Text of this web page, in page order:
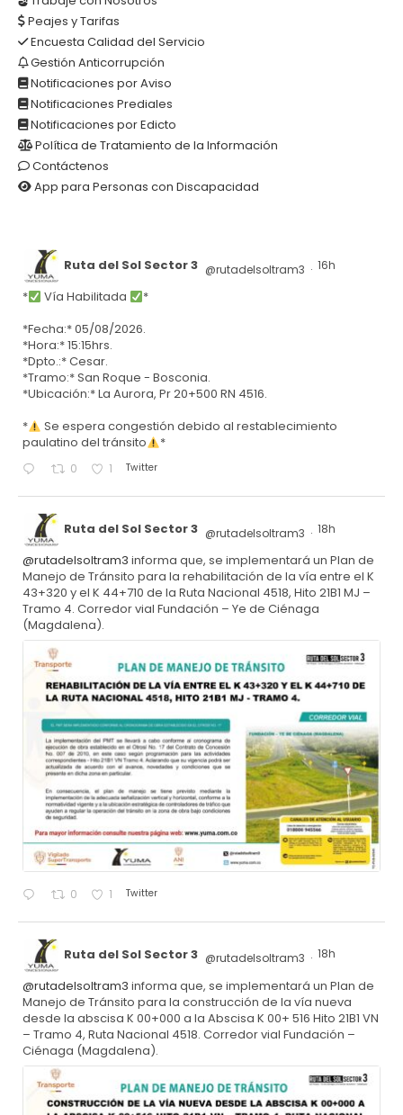
Peajes y Tarifas
Encuesta Calidad del Servicio
Gestión Anticorrupción
Notificaciones por Aviso
Notificaciones Prediales
Notificaciones por Edicto
Política de Tratamiento de la Información
Contáctenos
App para Personas con Discapacidad
Ruta del Sol Sector 3 @rutadelsoltram3 · 16h
* Vía Habilitada
*
*Fecha:* 05/08/2026.
*Hora:* 15:15hrs.
*Dpto.:* Cesar.
*Tramo:* San Roque - Bosconia.
*Ubicación:* La Aurora, Pr 20+500 RN 4516.
*
Se espera congestión debido al restablecimiento
paulatino del tránsito
*
0 1 Twitter
Ruta del Sol Sector 3 @rutadelsoltram3 · 18h
@rutadelsoltram3 informa que, se implementará un Plan de
Manejo de Tránsito para la rehabilitación de la vía entre el K
43+320 y el K 44+710 de la Ruta Nacional 4518, Hito 21B1 MJ –
Tramo 4. Corredor vial Fundación – Ye de Ciénaga
(Magdalena).
0 1 Twitter
Ruta del Sol Sector 3 @rutadelsoltram3 · 18h
@rutadelsoltram3 informa que, se implementará un Plan de
Manejo de Tránsito para la construcción de la vía nueva
desde la abscisa K 00+000 a la Abscisa K 00+ 516 Hito 21B1 VN
– Tramo 4, Ruta Nacional 4518. Corredor vial Fundación –
Ciénaga (Magdalena).